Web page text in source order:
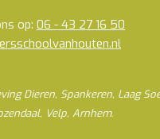
op: 06 - 43 27 16 50
Dieren, Spankeren, Laag
Velp, Arnhem.